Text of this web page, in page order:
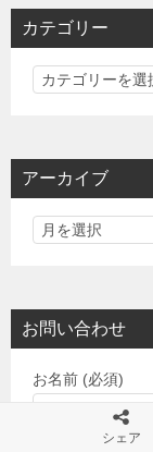
カテゴリー
カ
リ
アーカイブ
お問い合わせ
お名前 (必須)
シェア